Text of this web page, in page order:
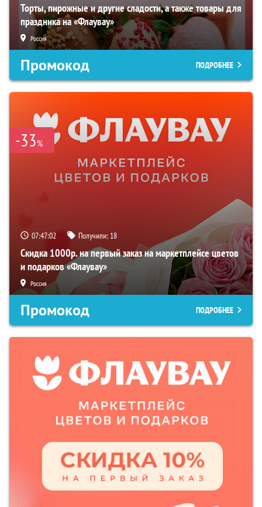
Торты, пирожные и другие сладости, а также товары для
праздника на «Флаувау»
Россия
Промокод ПОДРОБНЕЕ
-33%
07:47:01 Получили: 18
Скидка 1000р. на первый заказ на маркетплейсе цветов
и подарков «Флаувау»
Россия
Промокод ПОДРОБНЕЕ